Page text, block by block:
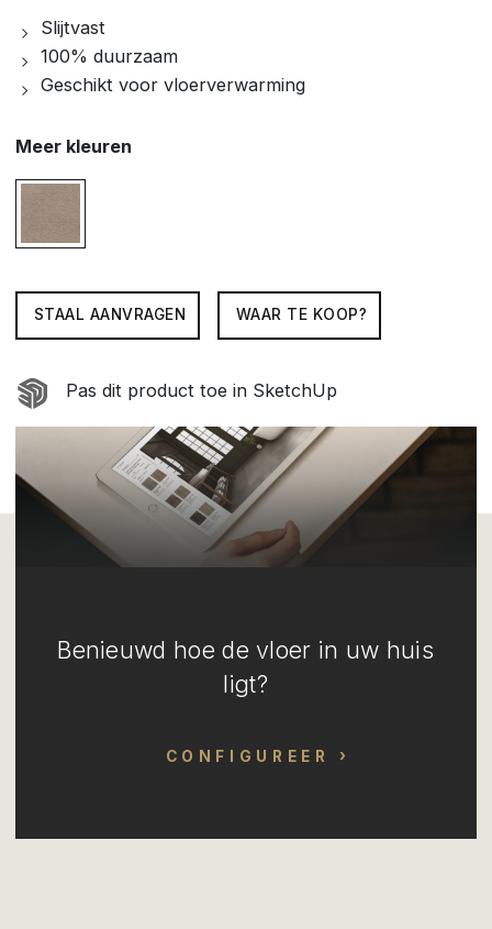
Slijtvast
100% duurzaam
Geschikt voor vloerverwarming
Meer kleuren
STAAL AANVRAGEN WAAR TE KOOP?
Pas dit product toe in SketchUp
Benieuwd hoe de vloer in uw huis
ligt?
CONFIGUREER